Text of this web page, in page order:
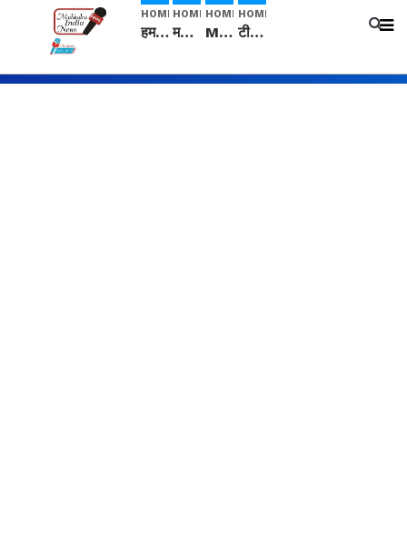
HOME
हम सनातनी..." सांसद kangana Ranaut से क्या बोली लड़की? Viral Jantar-Mantar | CJP protest
HOME
मनीषा हत्याकांड: हत्या, आत्महत्या या कोई बड़ा राज? | Full Story | Josh Haryana
HOME
Mangalsutra: हिंदू धर्म में शादी के बाद मंगलसूत्र क्यों पहनती है महिलाएं, किसने शुरु की ये परंपरा
HOME
टीम बीकेई ने एग्रीकल्चर ग्रेड की यूरिया खाद गट्टों में बदलकर टेक्निकल ग्रेड में बेचने वालों पर करवाई कार्रवाई: लखविंदर सिंह औलख